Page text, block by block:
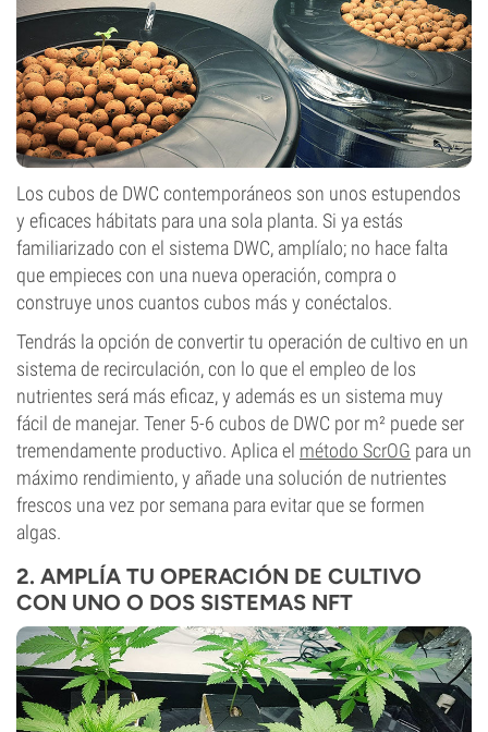
Los cubos de DWC contemporáneos son unos estupendos
y eficaces hábitats para una sola planta. Si ya estás
familiarizado con el sistema DWC, amplíalo; no hace falta
que empieces con una nueva operación, compra o
construye unos cuantos cubos más y conéctalos.
Tendrás la opción de convertir tu operación de cultivo en un
sistema de recirculación, con lo que el empleo de los
nutrientes será más eficaz, y además es un sistema muy
fácil de manejar. Tener 5-6 cubos de DWC por m² puede ser
tremendamente productivo. Aplica el método ScrOG para un
máximo rendimiento, y añade una solución de nutrientes
frescos una vez por semana para evitar que se formen
algas.
2. AMPLÍA TU OPERACIÓN DE CULTIVO
CON UNO O DOS SISTEMAS NFT